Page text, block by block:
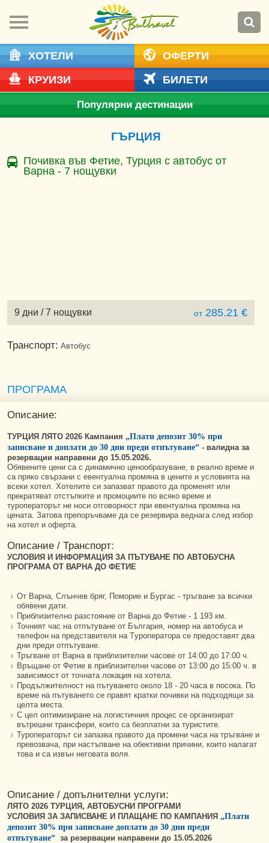
ХОТЕЛИ
ОФЕРТИ
КРУИЗИ
БИЛЕТИ
Популярни дестинации
ГЪРЦИЯ
Почивка във Фетие, Турция с автобус от
Варна - 7 нощувки
9 дни / 7 нощувки от285.21 €
Транспорт: Автобус
ПРОГРАМА
Описание:
ТУРЦИЯ ЛЯТО 2026 Кампания „Плати депозит 30% при
записване и доплати до 30 дни преди отпътуване“ - валидна за
резервации направени до 15.05.2026.
Обявените цени са с динамично ценообразуване, в реално време и
са пряко свързани с евентуална промяна в цените и условията на
всеки хотел. Хотелите си запазват правото да променят или
прекратяват отстъпките и промоциите по всяко време и
туроператорът не носи отговорност при евентуална промяна на
цената. Затова препоръчваме да се резервира веднага след избор
на хотел и оферта.
Описание / Транспорт:
УСЛОВИЯ И ИНФОРМАЦИЯ ЗА ПЪТУВАНЕ ПО АВТОБУСНА
ПРОГРАМА ОТ ВАРНА ДО ФЕТИЕ
От Варна, Слънчев бряг, Поморие и Бургас - тръгване за всички
обявени дати.
Приблизително разстояние от Варна до Фетие - 1 193 км.
Точният час на отпътуване от България, номер на автобуса и
телефон на представителя на Tуроператора се предоставят два
дни преди отпътуване.
Тръгване от Варна в приблизителни часове от 14:00 до 17:00 ч.
Връщане от Фетие в приблизителни часове от 13:00 до 15:00 ч. в
зависимост от точната локация на хотела.
Продължителност на пътуването около 18 - 20 часа в посока. По
време на пътуването се правят кратки почивки на подходящи за
целта места.
С цел оптимизиране на логистичния процес се организират
вътрешни трансфери, които са безплатни за туристите.
Туроператорът си запазва правото да промени часа на тръгване и
превозвача, при настъпване на обективни причини, които налагат
това и са извън неговата воля.
Описание / допълнителни услуги:
ЛЯТО 2026 ТУРЦИЯ, АВТОБУСНИ ПРОГРАМИ
УСЛОВИЯ ЗА ЗАПИСВАНЕ И ПЛАЩАНЕ ПО КАМПАНИЯ „Плати
депозит 30% при записване доплати до 30 дни преди
отпътуване“ за резервации направени до 15.05.2026